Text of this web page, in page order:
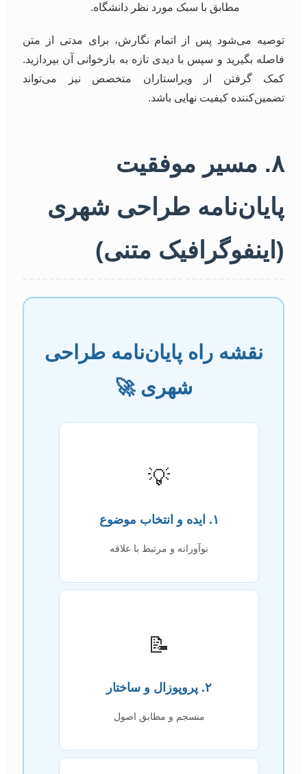
مطابق با سبک مورد نظر دانشگاه.
توصیه می‌شود پس از اتمام نگارش، برای مدتی از متن
فاصله بگیرید و سپس با دیدی تازه به بازخوانی آن بپردازید.
کمک گرفتن از ویراستاران متخصص نیز می‌تواند
تضمین‌کننده کیفیت نهایی باشد.
۸. مسیر موفقیت
پایان‌نامه طراحی شهری
(اینفوگرافیک متنی)
نقشه راه پایان‌نامه طراحی
شهری 🚀
💡
۱. ایده و انتخاب موضوع
نوآورانه و مرتبط با علاقه
📝
۲. پروپوزال و ساختار
منسجم و مطابق اصول